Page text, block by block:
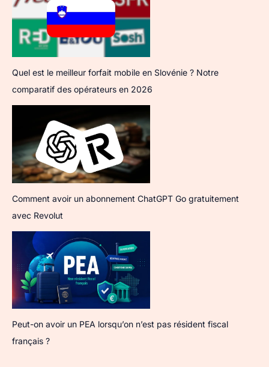
Quel est le meilleur forfait mobile en Slovénie ? Notre
comparatif des opérateurs en 2026
Comment avoir un abonnement ChatGPT Go gratuitement
avec Revolut
Peut-on avoir un PEA lorsqu’on n’est pas résident fiscal
français ?